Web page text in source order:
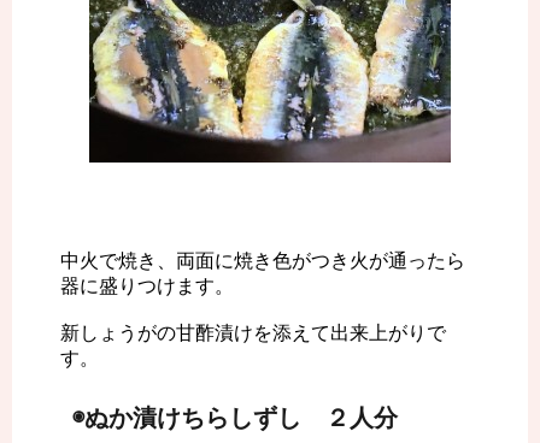
中火で焼き、両面に焼き色がつき火が通ったら
器に盛りつけます。
新しょうがの甘酢漬けを添えて出来上がりで
す。
◉ぬか漬けちらしずし ２人分